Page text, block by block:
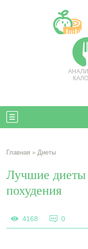
Главная »Диеты
Лучшие
похудения
4168 0